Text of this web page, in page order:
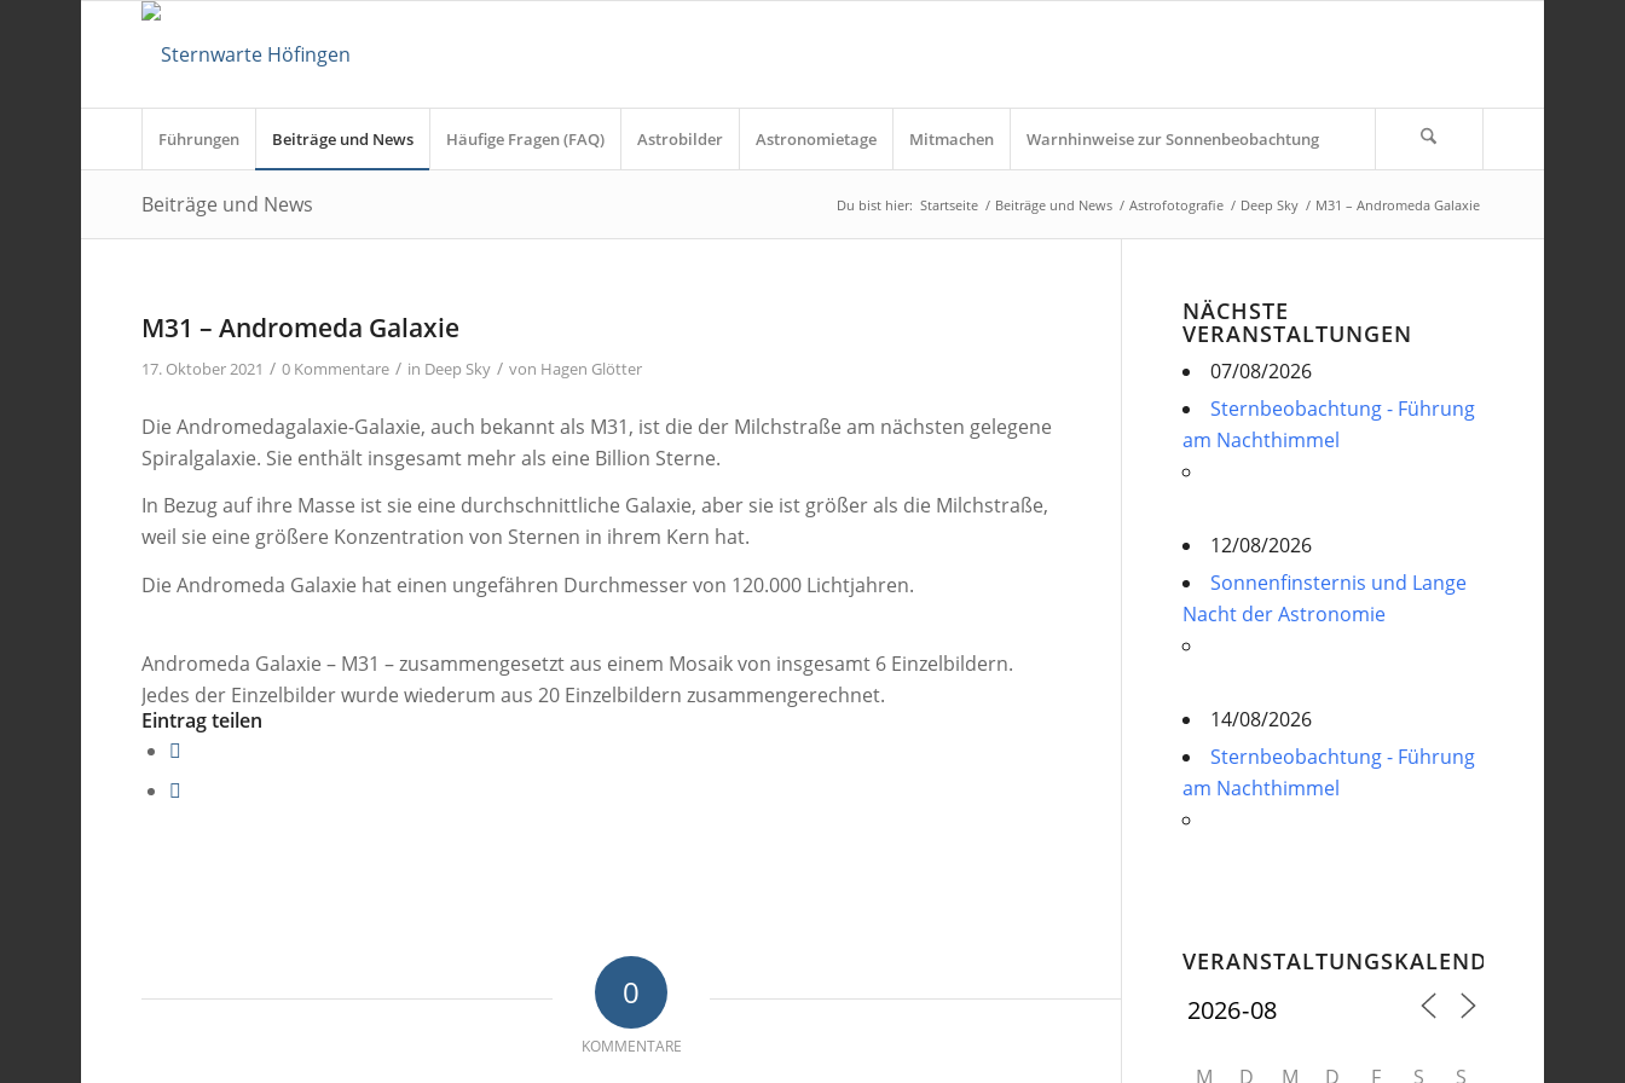
Führungen Beiträge und News Häufige Fragen (FAQ) Astrobilder Astronomietage Mitmachen Warnhinweise zur Sonnenbeobachtung
Beiträge und News Du bist hier: Startseite / Beiträge und News / Astrofotografie / Deep Sky / M31 – Andromeda Galaxie
M31 – Andromeda Galaxie
17. Oktober 2021 / 0 Kommentare / in Deep Sky / von Hagen Glötter
Die Andromedagalaxie-Galaxie, auch bekannt als M31, ist die der Milchstraße am nächsten gelegene
Spiralgalaxie. Sie enthält insgesamt mehr als eine Billion Sterne.
In Bezug auf ihre Masse ist sie eine durchschnittliche Galaxie, aber sie ist größer als die Milchstraße,
weil sie eine größere Konzentration von Sternen in ihrem Kern hat.
Die Andromeda Galaxie hat einen ungefähren Durchmesser von 120.000 Lichtjahren.
Andromeda Galaxie – M31 – zusammengesetzt aus einem Mosaik von insgesamt 6 Einzelbildern.
Jedes der Einzelbilder wurde wiederum aus 20 Einzelbildern zusammengerechnet.
Eintrag teilen
0
KOMMENTARE
NÄCHSTE
VERANSTALTUNGEN
07/08/2026
Sternbeobachtung - Führung
am Nachthimmel
12/08/2026
Sonnenfinsternis und Lange
Nacht der Astronomie
14/08/2026
Sternbeobachtung - Führung
am Nachthimmel
VERANSTALTUNGSKALENDER
M D M D F S S